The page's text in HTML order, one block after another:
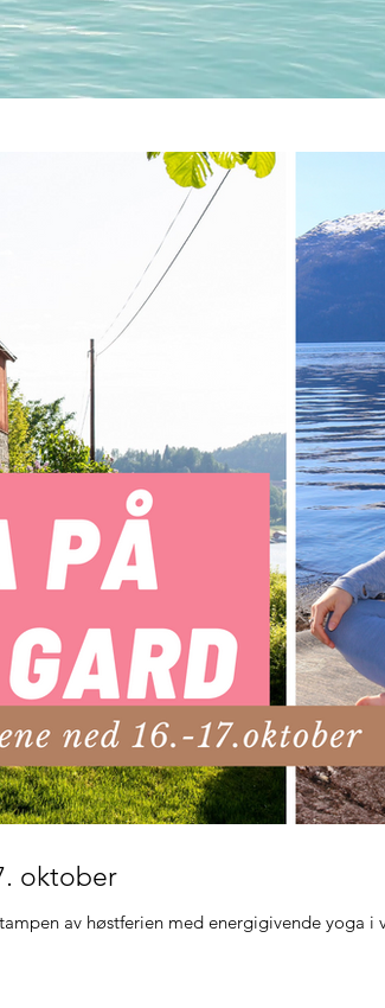
oktober
av høstferien med energigivende yoga i